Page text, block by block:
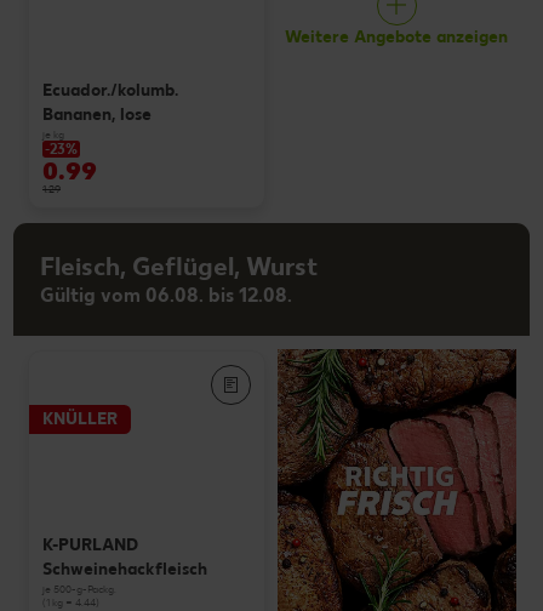
Ecuador./kolumb.
Bananen, lose
je kg
-23%
0.99
1.29
Weitere Angebote anzeigen
Fleisch, Geflügel, Wurst
Gültig vom 06.08. bis 12.08.
KNÜLLER
K-PURLAND
Schweinehackfleisch
je 500-g-Packg.
(1 kg = 4.44)